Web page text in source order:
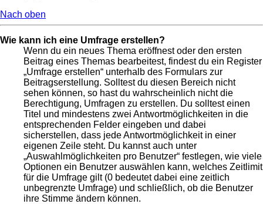
Nach oben
Wie kann ich eine Umfrage erstellen?
Wenn du ein neues Thema eröffnest oder den ersten
Beitrag eines Themas bearbeitest, findest du ein Register
„Umfrage erstellen“ unterhalb des Formulars zur
Beitragserstellung. Solltest du diesen Bereich nicht
sehen können, so hast du wahrscheinlich nicht die
Berechtigung, Umfragen zu erstellen. Du solltest einen
Titel und mindestens zwei Antwortmöglichkeiten in die
entsprechenden Felder eingeben und dabei
sicherstellen, dass jede Antwortmöglichkeit in einer
eigenen Zeile steht. Du kannst auch unter
„Auswahlmöglichkeiten pro Benutzer“ festlegen, wie viele
Optionen ein Benutzer auswählen kann, welches Zeitlimit
für die Umfrage gilt (0 bedeutet dabei eine zeitlich
unbegrenzte Umfrage) und schließlich, ob die Benutzer
ihre Stimme ändern können.